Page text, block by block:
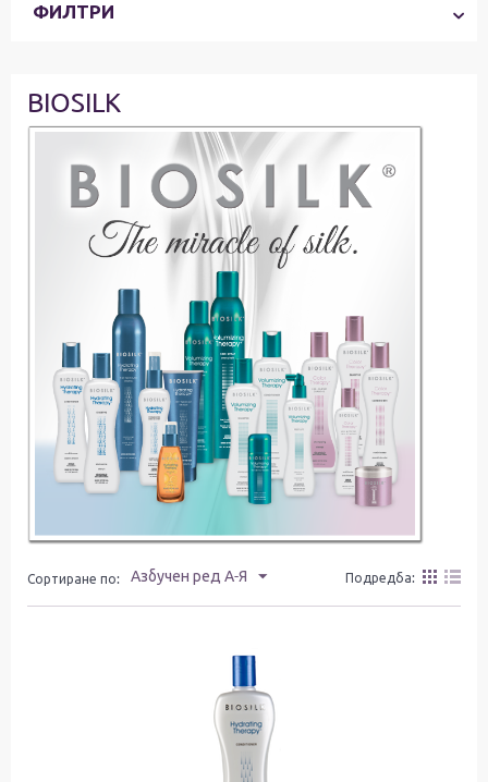
ФИЛТРИ
BIOSILK
Подредба:
Сортиране по: Азбучен ред А-Я